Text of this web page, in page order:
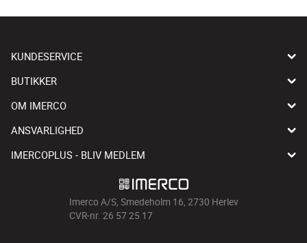
KUNDESERVICE
BUTIKKER
OM IMERCO
ANSVARLIGHED
IMERCOPLUS - BLIV MEDLEM
Imerco A/S, Smedeholm 16, 2730 Herlev
CVR-nr. 26 57 25 17